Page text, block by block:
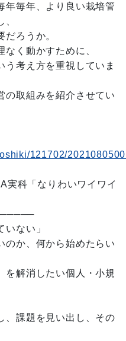
年毎年、より良い栽培管
だろうか。
く動かすために、
う考え方を重視していま
の取組みを紹介させてい
121702/
科「なりわいワイワイ
いない」
のか、何から始めたらい
を解消したい個人・小規
、課題を見い出し、その